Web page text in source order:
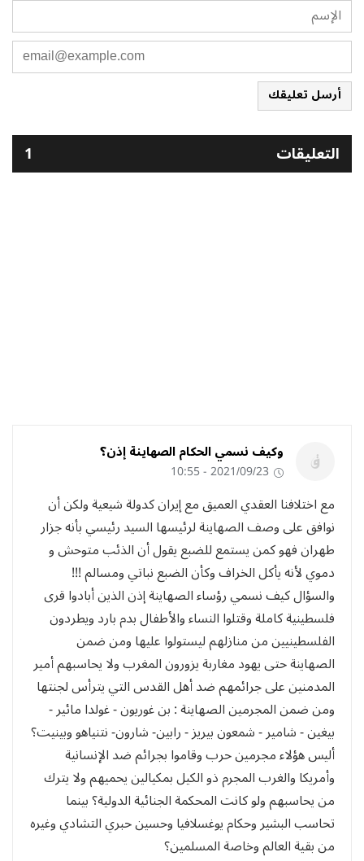
أرسل تعليقك
التعليقات 1
وكيف نسمي الحكام الصهاينة إذن؟
2021/09/23 - 10:55
مع اختلافنا العقدي العميق مع إيران كدولة شيعية ولكن أن
نوافق على وصف الصهاينة لرئيسها السيد رئيسي بأنه جزار
طهران فهو كمن يستمع للضبع يقول أن الذئب متوحش و
دموي لأنه يأكل الخراف وكأن الضبع نباتي ومسالم !!!
والسؤال كيف نسمي رؤساء الصهاينة إذن الذين أبادوا قرى
فلسطينية كاملة وقتلوا النساء والأطفال بدم بارد ويطردون
الفلسطينيين من منازلهم ليستولوا عليها ومن ضمن
الصهاينة حتى يهود مغاربة يزورون المغرب ولا يحاسبهم أمير
المدمنين على جرائمهم ضد أهل القدس التي يترأس لجنتها
ومن ضمن المجرمين الصهاينة : بن غوريون - غولدا مائير -
بيغين - شامير - شمعون بيريز - رابين- شارون- نتنياهو وبينيت؟
أليس هؤلاء مجرمين حرب وقاموا بجرائم ضد الإنسانية
وأمريكا والغرب المجرم ذو الكيل بمكيالين يحميهم ولا يترك
من يحاسبهم ولو كانت المحكمة الجنائية الدولية؟ بينما
تحاسب البشير وحكام يوغسلافيا وحسين حبري التشادي وغيره
من بقية العالم وخاصة المسلمين؟